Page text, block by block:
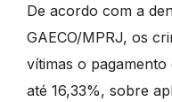
De acordo com a
GAECO/MPRJ, os
vítimas o
até 16,33%, sobre